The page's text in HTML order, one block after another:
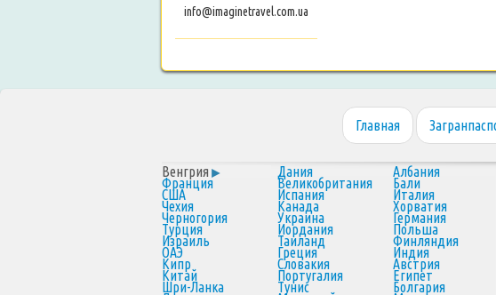
info@imaginetravel.com.ua
Главная
Венгрия Дания Албания
Франция Великобритания Бали
США Испания Италия
Чехия Канада Хорватия
Черногория Украина Германия
Турция Иордания Польша
Израиль Таиланд Финляндия
ОАЭ Греция Индия
Кипр Словакия Австрия
Китай Португалия Египет
Шри-Ланка Тунис Болгария